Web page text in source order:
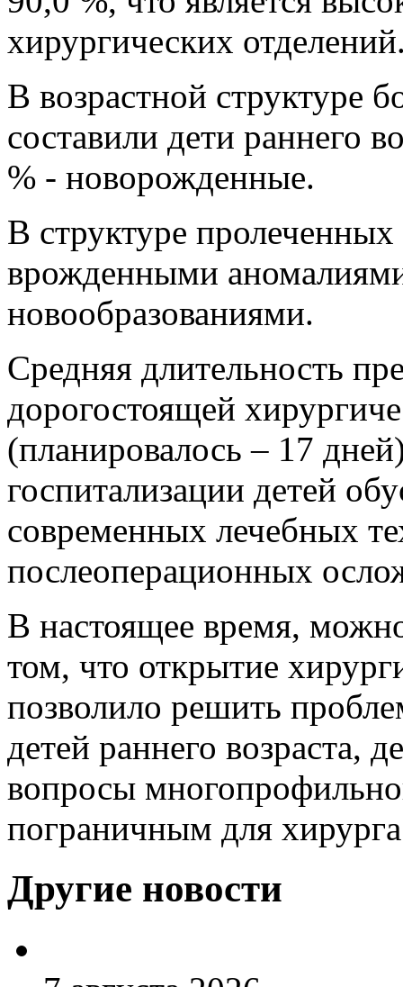
хирургических
В возрастной структуре
составили дети раннего
% - новорожденные.
В структуре
врожденными
новообразованиями.
Средняя длительность
дорогостоящей
(планировалось – 17
госпитализации детей
современных лечебных
послеоперационных
В настоящее время,
том, что открытие
позволило решить
детей раннего возраста,
вопросы
пограничным для
Другие новости